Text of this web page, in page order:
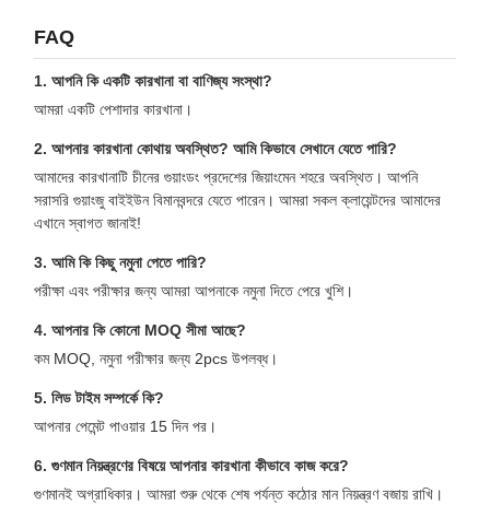
FAQ
1. আপনি কি একটি কারখানা বা বাণিজ্য সংস্থা?
আমরা একটি পেশাদার কারখানা।
2. আপনার কারখানা কোথায় অবস্থিত? আমি কিভাবে সেখানে যেতে পারি?
আমাদের কারখানাটি চীনের গুয়াংডং প্রদেশের জিয়াংমেন শহরে অবস্থিত। আপনি
সরাসরি গুয়াংজু বাইইউন বিমানবন্দরে যেতে পারেন। আমরা সকল ক্লায়েন্টদের আমাদের
এখানে স্বাগত জানাই!
3. আমি কি কিছু নমুনা পেতে পারি?
পরীক্ষা এবং পরীক্ষার জন্য আমরা আপনাকে নমুনা দিতে পেরে খুশি।
4. আপনার কি কোনো MOQ সীমা আছে?
কম MOQ, নমুনা পরীক্ষার জন্য 2pcs উপলব্ধ।
5. লিড টাইম সম্পর্কে কি?
আপনার পেমেন্ট পাওয়ার 15 দিন পর।
6. গুণমান নিয়ন্ত্রণের বিষয়ে আপনার কারখানা কীভাবে কাজ করে?
গুণমানই অগ্রাধিকার। আমরা শুরু থেকে শেষ পর্যন্ত কঠোর মান নিয়ন্ত্রণ বজায় রাখি।